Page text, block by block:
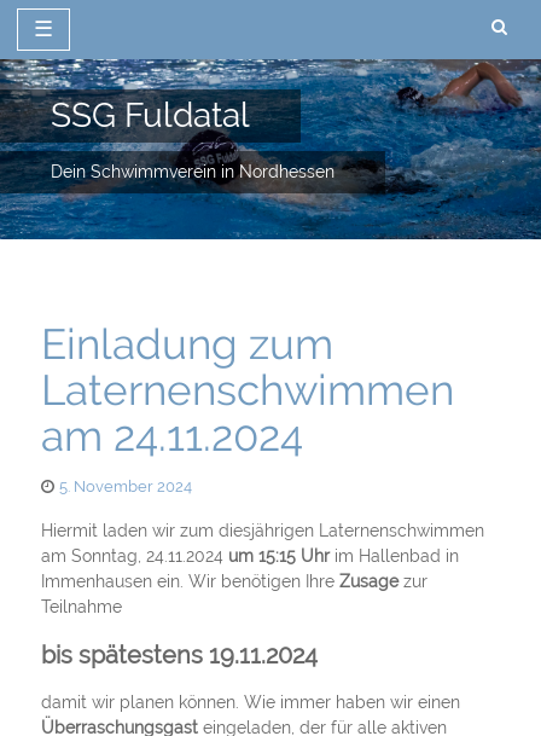
☰
Zum
Inhalt
springenSSG Fuldatal
Dein Schwimmverein in Nordhessen
Einladung zum
Laternenschwimmen
am 24.11.2024
Posted
5. November 2024
Hiermit laden wir zum diesjährigen Laternenschwimmen
am Sonntag, 24.11.2024 um 15:15 Uhrim Hallenbad in
Immenhausen ein. Wir benötigen Ihre Zusagezur
Teilnahme
bis spätestens 19.11.2024
damit wir planen können. Wie immer haben wir einen
Überraschungsgasteingeladen, der für alle aktiven